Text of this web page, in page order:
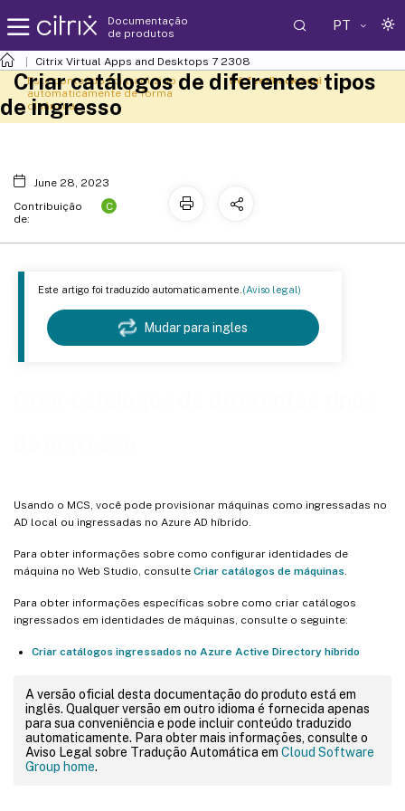
Documentação
de produtos
PT
Citrix Virtual Apps and Desktops 7 2308
Este artigo foi traduzido automaticamente.(Aviso legal)
Mudar para ingles
Usando o MCS, você pode provisionar máquinas como ingressadas no
AD local ou ingressadas no Azure AD híbrido.
Para obter informações sobre como configurar identidades de
máquina no Web Studio, consulte Criar catálogos de máquinas
Para obter informações específicas sobre como criar catálogos
ingressados em identidades de máquinas, consulte o seguinte:
Criar catálogos ingressados no Azure Active Directory híbrido
A versão oficial desta documentação do produto está em
inglês. Qualquer versão em outro idioma é fornecida apenas
para sua conveniência e pode incluir conteúdo traduzido
automaticamente. Para obter mais informações, consulte o
Aviso Legal sobre Tradução Automática em Cloud Software
Group home.
Este conteúdo foi traduzido
automaticamente de forma
dinâmica.
Dê feedback aqui
Criar catálogos de diferentes tipos
de ingresso
June 28, 2023
Contribuição
de:
C